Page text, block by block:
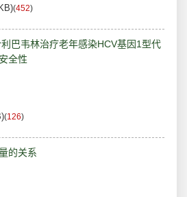
(452)
巴韦林治疗老年感染HCV基因1型代
全性
(126)
的关系